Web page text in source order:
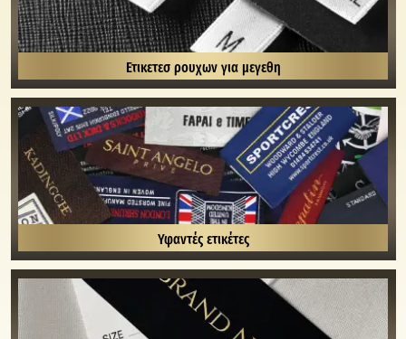
Ετικετεσ ρουχων για μεγεθη
Υφαντές ετικέτες